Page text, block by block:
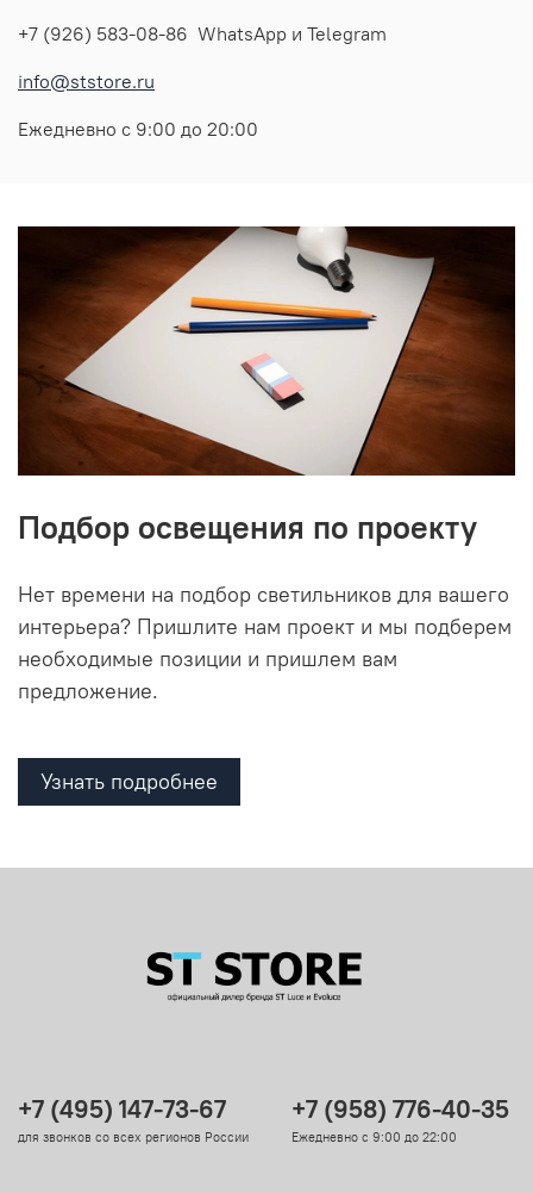
+7 (926) 583-08-86 WhatsApp и Telegram
info@ststore.ru
Ежедневно с 9:00 до 20:00
Подбор освещения по проекту
Нет времени на подбор светильников для вашего
интерьера? Пришлите нам проект и мы подберем
необходимые позиции и пришлем вам
предложение.
Узнать подробнее
+7 (495) 147-73-67
для звонков со всех регионов России
+7 (958) 776-40-35
Ежедневно с 9:00 до 22:00